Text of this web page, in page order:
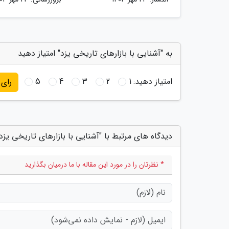
به "آشنایی با بازارهای تاریخی یزد" امتیاز دهید
امتیاز دهید:1
2
3
4
5 رای
دیدگاه های مرتبط با "آشنایی با بازارهای تاریخی
* نظرتان را در مورد این مقاله با ما درمیان بگذارید